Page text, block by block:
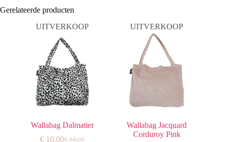
Gerelateerde producten
UITVERKOOP
Wallabag Dalmatier
€34,95
€ 10,00
UITVERKOOP
Wallabag Jacquard
Corduroy Pink